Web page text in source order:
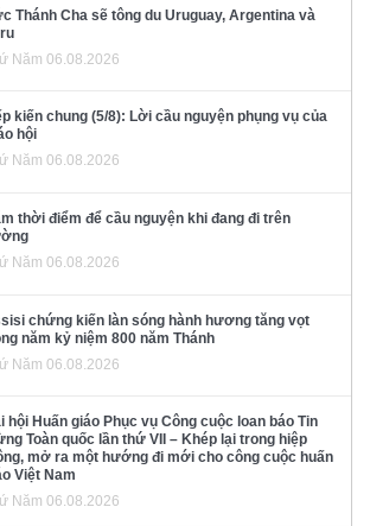
Thánh Cha sẽ tông du Uruguay, Argentina và
Năm 06.08.2026
kiến chung (5/8): Lời cầu nguyện phụng vụ của
hội
Năm 06.08.2026
thời điểm để cầu nguyện khi đang đi trên
Năm 06.08.2026
chứng kiến làn sóng hành hương tăng vọt
năm kỷ niệm 800 năm Thánh
Năm 06.08.2026
hội Huấn giáo Phục vụ Công cuộc loan báo Tin
Toàn quốc lần thứ VII – Khép lại trong hiệp
mở ra một hướng đi mới cho công cuộc huấn
Việt Nam
Năm 06.08.2026